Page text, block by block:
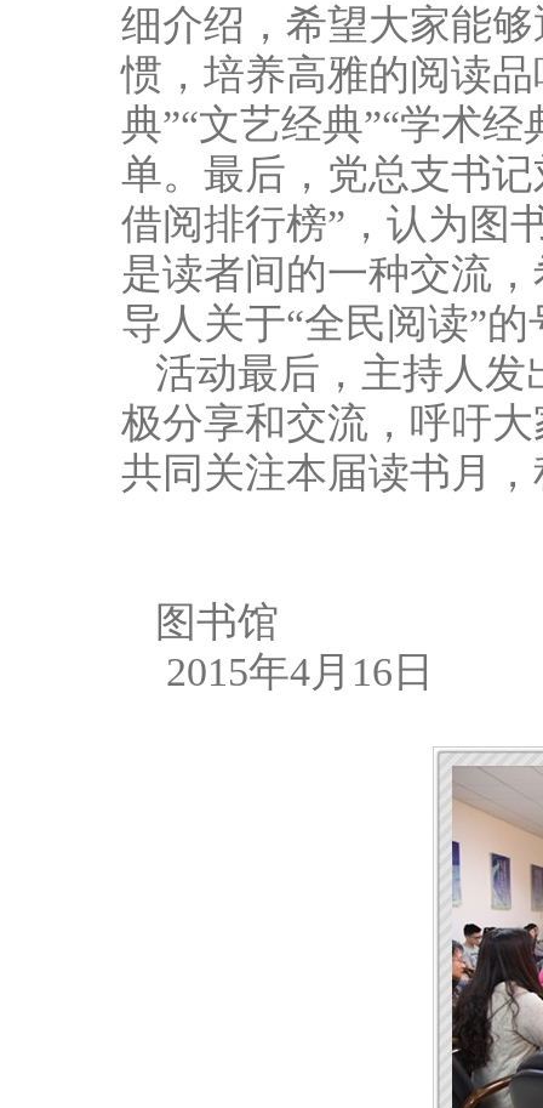
细介绍，希望大家能
惯，培养高雅的阅读
典”“文艺经典”“学术
单。最后，党总支书
借阅排行榜”，认为图
是读者间的一种交流
导人关于“全民阅读”
活动最后，主持人
极分享和交流，呼吁
共同关注本届读书月
图书馆
2015年4月16日